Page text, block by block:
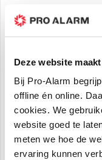
Deze website
Bij Pro-Alarm
offline én online.
cookies. We
website goed te
meten we hoe de
ervaring kunnen
Hikvision
koppelen met
Via deze blog leggen
verbonden kan
het mogelijk om de
verschillende
kan worden Stap 1: